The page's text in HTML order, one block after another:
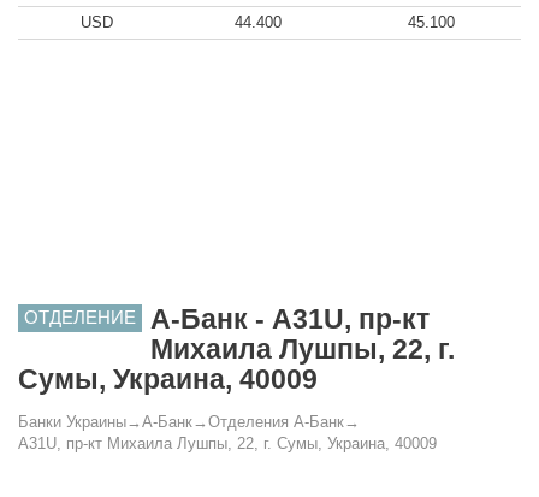
USD
44.400 45.100
ОТДЕЛЕНИЕ
А-Банк - A31U, пр-кт
Михаила Лушпы, 22, г.
Сумы, Украина, 40009
Банки Украины→ А-Банк→ Отделения А-Банк→
A31U, пр-кт Михаила Лушпы, 22, г. Сумы, Украина, 40009